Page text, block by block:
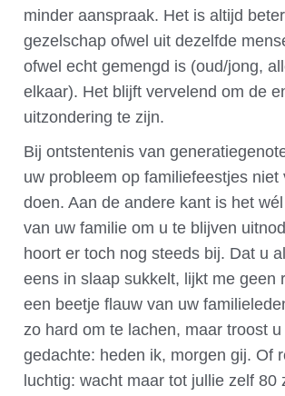
minder aanspraak. Het is altijd
gezelschap ofwel uit dezelfde
ofwel echt gemengd is (oud/jong,
elkaar). Het blijft vervelend om de
uitzondering te zijn.
Bij ontstentenis van
uw probleem op familiefeestjes niet
doen. Aan de andere kant is het
van uw familie om u te blijven
hoort er toch nog steeds bij. Dat u
eens in slaap sukkelt, lijkt me geen
een beetje flauw van uw
zo hard om te lachen, maar troost
gedachte: heden ik, morgen gij. Of
luchtig: wacht maar tot jullie zelf 80